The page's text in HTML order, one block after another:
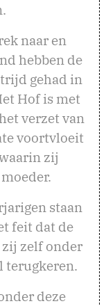
naar en
hebben de
gehad in
Hof is met
verzet van
voortvloeit
zij
staan
feit dat de
zij zelf onder
terugkeren.
deze